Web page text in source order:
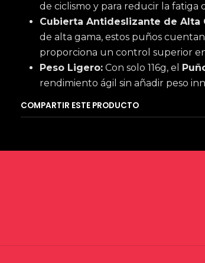
de ciclismo y para reducir la fatiga
Cubierta Antideslizante de Alta
de alta gama, estos puños
proporciona un control superior
Peso Ligero: Con solo 116g, el
rendimiento ágil sin añadir peso
COMPARTIR ESTE PRODUCTO